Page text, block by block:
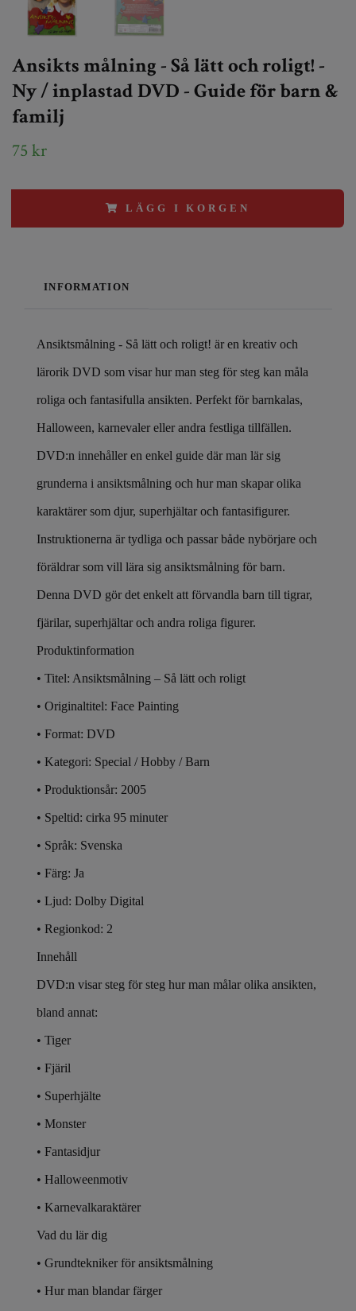
Ansikts målning - Så lätt och roligt! -
Ny / inplastad DVD - Guide för barn &
familj
75 kr
LÄGG I KORGEN
INFORMATION
Ansiktsmålning - Så lätt och roligt! är en kreativ och
lärorik DVD som visar hur man steg för steg kan måla
roliga och fantasifulla ansikten. Perfekt för barnkalas,
Halloween, karnevaler eller andra festliga tillfällen.
DVD:n innehåller en enkel guide där man lär sig
grunderna i ansiktsmålning och hur man skapar olika
karaktärer som djur, superhjältar och fantasifigurer.
Instruktionerna är tydliga och passar både nybörjare och
föräldrar som vill lära sig ansiktsmålning för barn.
Denna DVD gör det enkelt att förvandla barn till tigrar,
fjärilar, superhjältar och andra roliga figurer.
Produktinformation
• Titel: Ansiktsmålning – Så lätt och roligt
• Originaltitel: Face Painting
• Format: DVD
• Kategori: Special / Hobby / Barn
• Produktionsår: 2005
• Speltid: cirka 95 minuter
• Språk: Svenska
• Färg: Ja
• Ljud: Dolby Digital
• Regionkod: 2
Innehåll
DVD:n visar steg för steg hur man målar olika ansikten,
bland annat:
• Tiger
• Fjäril
• Superhjälte
• Monster
• Fantasidjur
• Halloweenmotiv
• Karnevalkaraktärer
Vad du lär dig
• Grundtekniker för ansiktsmålning
• Hur man blandar färger